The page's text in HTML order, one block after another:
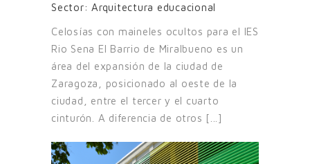
Sector: Arquitectura educacional
Celosías con maineles ocultos para el IES
Rio Sena El Barrio de Miralbueno es un
área del expansión de la ciudad de
Zaragoza, posicionado al oeste de la
ciudad, entre el tercer y el cuarto
cinturón. A diferencia de otros [...]